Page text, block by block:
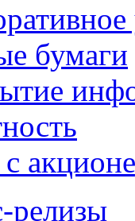
бумаги
с
релизы